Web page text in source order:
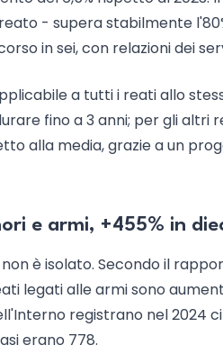
- supera stabilmente
in sei, con relazioni dei
a tutti i reati allo
fino a 3 anni; per gli altri
alla media, grazie a un
e armi, +455% in
è isolato. Secondo il
legati alle armi sono
registrano nel 2024
erano 778.